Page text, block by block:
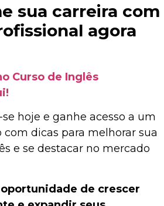
sua carreira com
agora
Curso de Inglês
hoje e ganhe acesso a um
com dicas para melhorar sua
e se destacar no mercado
oportunidade de crescer